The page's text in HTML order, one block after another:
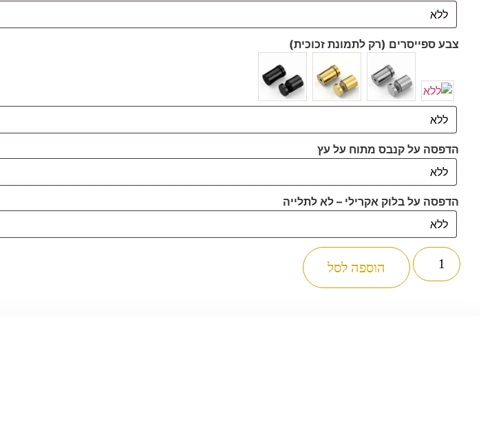
צבע ספייסרים (רק לתמונת זכוכית)
הדפסה על קנבס מתוח על עץ
הדפסה על בלוק אקרילי – לא לתלייה
כמות
של
5008
הוספה לסל